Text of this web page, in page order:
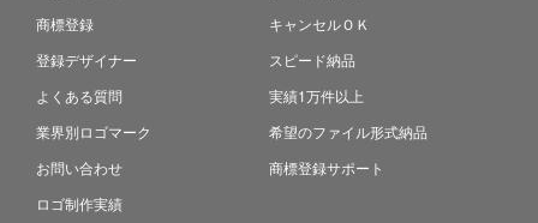
商標登録
登録デザイナー
よくある質問
業界別ロゴマーク
お問い合わせ
ロゴ制作実績
キャンセルＯＫ
スピード納品
実績1万件以上
希望のファイル形式納品
商標登録サポート